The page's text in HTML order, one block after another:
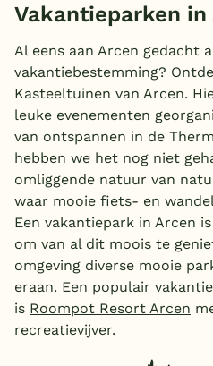
Vakantieparken in
Al eens aan Arcen gedacht
vakantiebestemming?
Kasteeltuinen van Arcen.
leuke evenementen
van ontspannen in de
hebben we het nog niet
omliggende natuur van
waar mooie fiets- en
Een vakantiepark in Arcen
om van al dit moois te
omgeving diverse mooie
eraan. Een populair
is Roompot Resort Arcen
recreatievijver.